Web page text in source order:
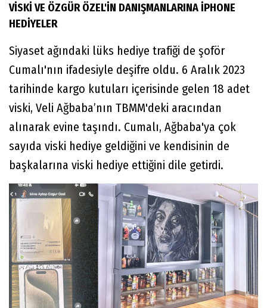
VİSKİ VE ÖZGÜR ÖZEL'İN DANIŞMANLARINA İPHONE
HEDİYELER
Siyaset ağındaki lüks hediye trafiği de şoför
Cumalı'nın ifadesiyle deşifre oldu. 6 Aralık 2023
tarihinde kargo kutuları içerisinde gelen 18 adet
viski, Veli Ağbaba’nın TBMM'deki aracından
alınarak evine taşındı. Cumalı, Ağbaba'ya çok
sayıda viski hediye geldiğini ve kendisinin de
başkalarına viski hediye ettiğini dile getirdi.